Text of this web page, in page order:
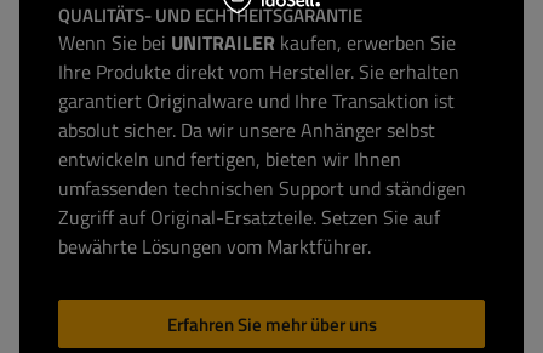
QUALITÄTS- UND ECHTHEITSGARANTIE
Wenn Sie bei UNITRAILER kaufen, erwerben Sie
Ihre Produkte direkt vom Hersteller. Sie erhalten
garantiert Originalware und Ihre Transaktion ist
absolut sicher. Da wir unsere Anhänger selbst
entwickeln und fertigen, bieten wir Ihnen
umfassenden technischen Support und ständigen
Zugriff auf Original-Ersatzteile. Setzen Sie auf
bewährte Lösungen vom Marktführer.
Erfahren Sie mehr über uns